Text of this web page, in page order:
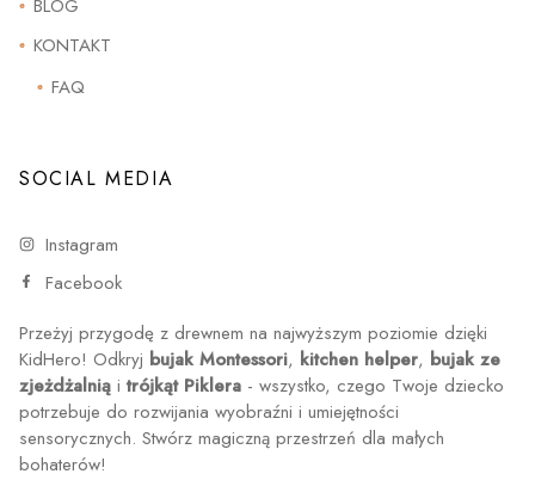
BLOG
KONTAKT
FAQ
SOCIAL MEDIA
Instagram
Facebook
Przeżyj przygodę z drewnem na najwyższym poziomie dzięki
KidHero! Odkryj bujak Montessori, kitchen helper, bujak ze
zjeżdżalnią i trójkąt Piklera - wszystko, czego Twoje dziecko
potrzebuje do rozwijania wyobraźni i umiejętności
sensorycznych. Stwórz magiczną przestrzeń dla małych
bohaterów!